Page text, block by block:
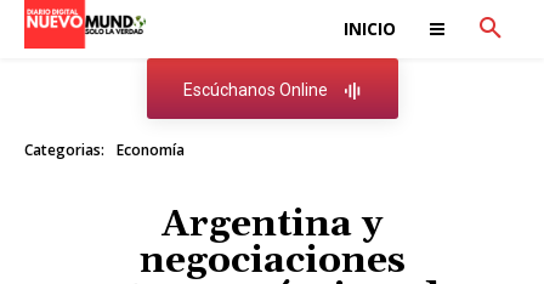
INICIO
Escúchanos Online
Categorias: Economía
Argentina y
negociaciones